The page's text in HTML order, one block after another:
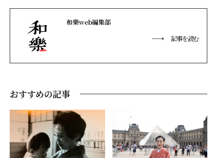
和樂web編集部
記事を読む
おすすめの記事